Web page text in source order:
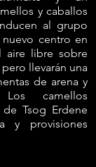
y caballos
al grupo
centro en
aire libre sobre
llevarán una
de arena y
Los camellos
Tsog Erdene
y provisiones